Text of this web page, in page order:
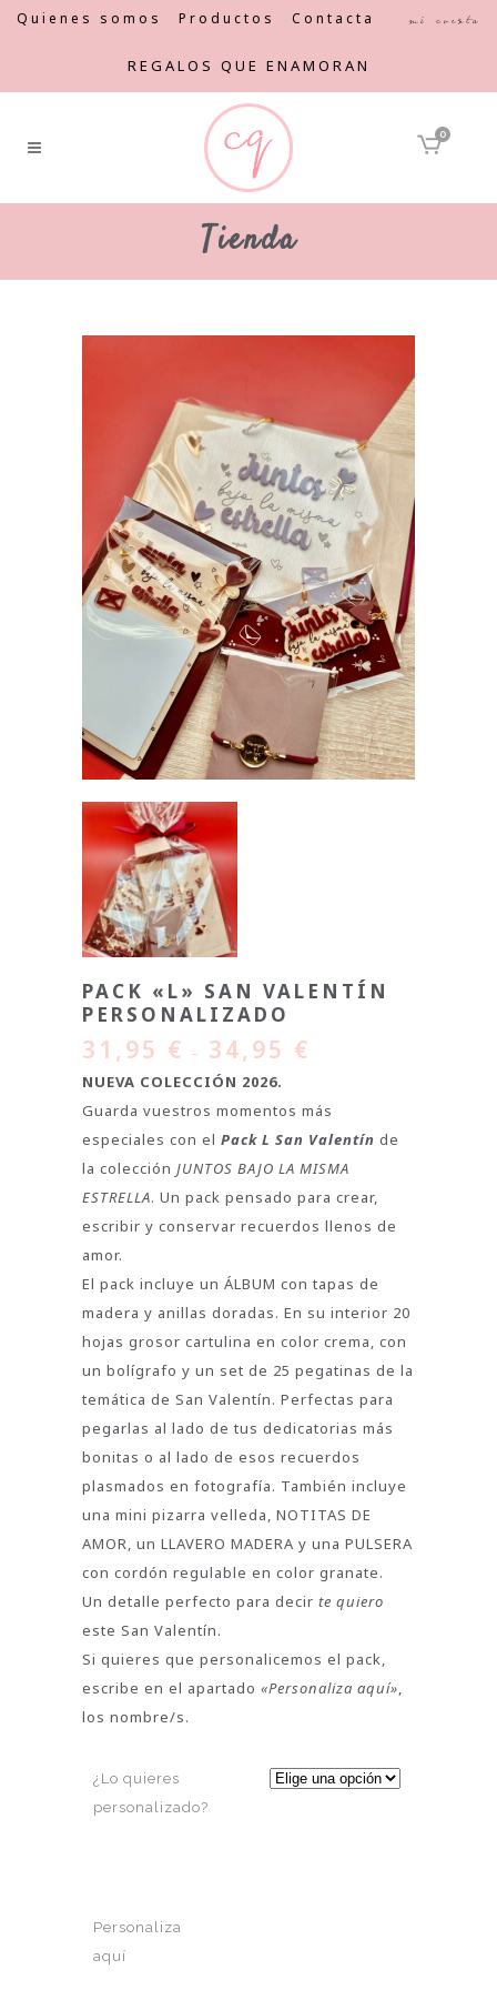
Quienes somos Productos Contacta Mi cuenta
REGALOS QUE ENAMORAN
0
Tienda
PACK «L» SAN VALENTÍN
PERSONALIZADO
31,95 € – 34,95 €
NUEVA COLECCIÓN 2026.
Guarda vuestros momentos más
especiales con el Pack L San Valentín de
la colección JUNTOS BAJO LA MISMA
ESTRELLA. Un pack pensado para crear,
escribir y conservar recuerdos llenos de
amor.
El pack incluye un ÁLBUM con tapas de
madera y anillas doradas. En su interior 20
hojas grosor cartulina en color crema, con
un bolígrafo y un set de 25 pegatinas de la
temática de San Valentín. Perfectas para
pegarlas al lado de tus dedicatorias más
bonitas o al lado de esos recuerdos
plasmados en fotografía. También incluye
una mini pizarra velleda, NOTITAS DE
AMOR, un LLAVERO MADERA y una PULSERA
con cordón regulable en color granate.
Un detalle perfecto para decir te quiero
este San Valentín.
Si quieres que personalicemos el pack,
escribe en el apartado «Personaliza aquí»,
los nombre/s.
¿Lo quieres
personalizado?
Personaliza
aquí